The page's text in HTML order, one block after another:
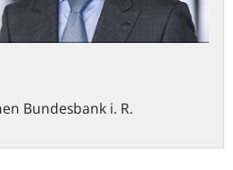
Bundesbank i. R.